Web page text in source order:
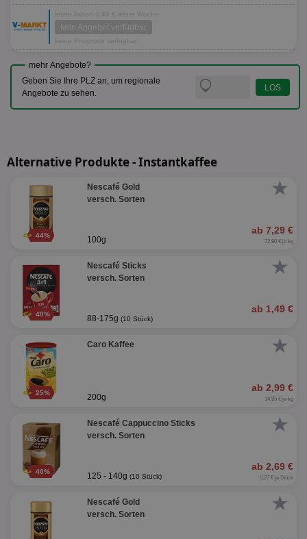
letzte Aktion 6,49 € letzte Woche
kein Angebot verfügbar
keine Prognose verfügbar
mehr Angebote?
Geben Sie Ihre PLZ an, um regionale
Angebote zu sehen.
Alternative Produkte - Instantkaffee
★
44%
Nescafé Gold
versch. Sorten
ab 7,29 €
100g 72,90 € je kg
★
40%
Nescafé Sticks
versch. Sorten
ab 1,49 €
88-175g (10 Stück)
★
25%
Caro Kaffee
ab 2,99 €
200g 14,95 € je kg
★
40%
Nescafé Cappuccino Sticks
versch. Sorten
ab 2,69 €
125 - 140g (10 Stück) 0,27 € je Stück
★
Nescafé Gold
versch. Sorten